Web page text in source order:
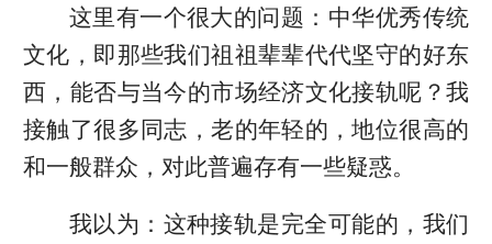
这里有一个很大的问题：中华优秀传统
文化，即那些我们祖祖辈辈代代坚守的好东
西，能否与当今的市场经济文化接轨呢？我
接触了很多同志，老的年轻的，地位很高的
和一般群众，对此普遍存有一些疑惑。
我以为：这种接轨是完全可能的，我们